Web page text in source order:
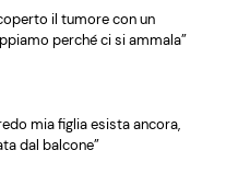
il tumore con un
perché ci si ammala”
mia figlia esista ancora,
dal balcone”